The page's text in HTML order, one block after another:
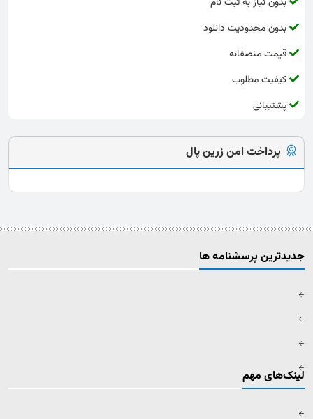
بدون محدودیت دانلود
قیمت منصفانه
کیفیت مطلوب
پشتیبانی
پرداخت امن زرین پال
جدیدترین پرسشنامه ها
لینک‌های مهم